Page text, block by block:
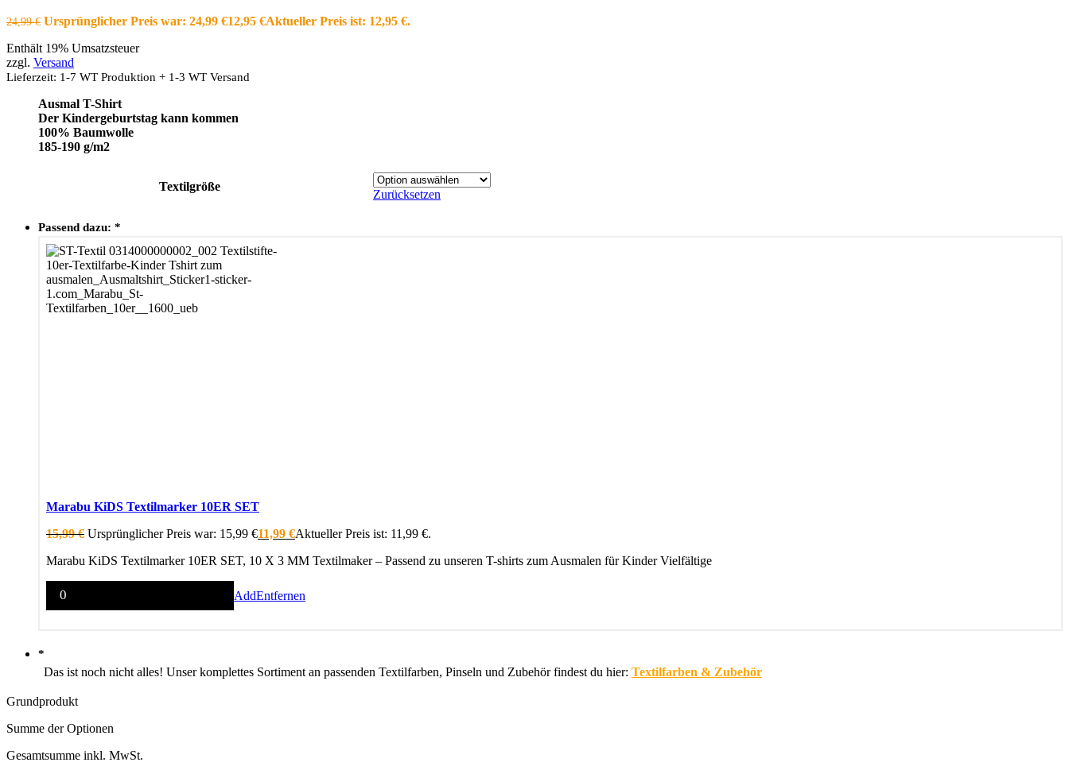
24,99€ Ursprünglicher Preis war: 24,99 €12,95 €Aktueller Preis ist: 12,95 €.
Enthält 19% Umsatzsteuer
zzgl. Versand
Lieferzeit: 1-7 WT Produktion + 1-3 WT Versand
Ausmal T-Shirt
Der Kindergeburtstag kann kommen
100% Baumwolle
185-190 g/m2
Textilgröße
Zurücksetzen
Passend dazu: *
Marabu KiDS Textilmarker 10ER SET
15,99€ Ursprünglicher Preis war: 15,99 €11,99 €Aktueller Preis ist: 11,99 €.
Marabu KiDS Textilmarker 10ER SET, 10 X 3 MM Textilmaker – Passend zu unseren T-shirts zum Ausmalen für Kinder Vielfältige
AddEntfernen
*
Das ist noch nicht alles! Unser komplettes Sortiment an passenden Textilfarben, Pinseln und Zubehör findest du hier: Textilfarben & Zubehör
Grundprodukt
Summe der Optionen
Gesamtsumme inkl. MwSt.